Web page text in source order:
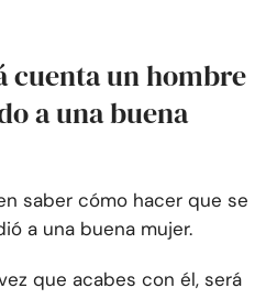
cuenta un hombre
a una buena
saber cómo hacer que se
a una buena mujer.
que acabes con él, será